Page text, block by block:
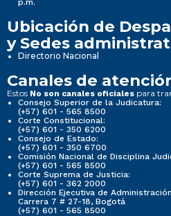
p.m.
Ubicación de
y Sedes
Directorio Nacional
Canales de
Estos No son canales oficiales para
Consejo Superior de la Judicatura:
(+57) 601 - 565 8500
Corte Constitucional:
(+57) 601 - 350 6200
Consejo de Estado:
(+57) 601 - 350 6700
Comisión Nacional de Disciplina
(+57) 601 - 565 8500
Corte Suprema de Justicia:
(+57) 601 - 362 2000
Dirección Ejecutiva de
Carrera 7 # 27-18, Bogotá
(+57) 601 - 565 8500